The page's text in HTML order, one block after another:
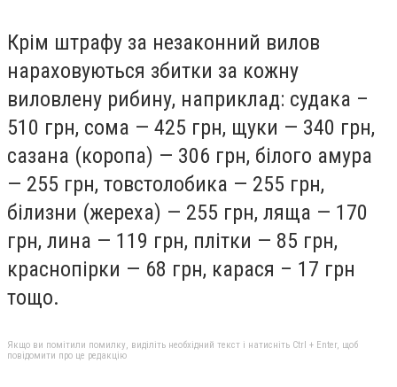
Крім штрафу за незаконний вилов
нараховуються збитки за кожну
виловлену рибину, наприклад: судака –
510 грн, сома — 425 грн, щуки — 340 грн,
сазана (коропа) — 306 грн, білого амура
— 255 грн, товстолобика — 255 грн,
білизни (жереха) — 255 грн, ляща — 170
грн, лина — 119 грн, плітки — 85 грн,
краснопірки — 68 грн, карася – 17 грн
тощо.
Якщо ви помітили помилку, виділіть необхідний текст і натисніть Ctrl + Enter, щоб
повідомити про це редакцію